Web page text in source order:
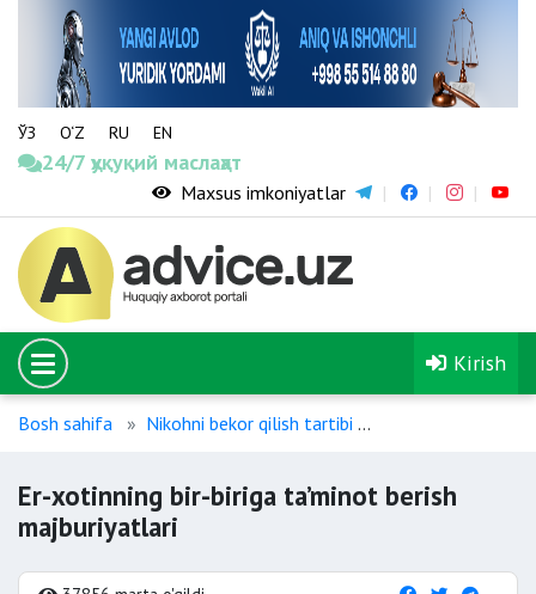
ЎЗ O‘Z RU EN
24/7 ҳуқуқий маслаҳат
Maxsus imkoniyatlar
Kirish
Bosh sahifa Nikohni bekor qilish tartibi
Er-xotinning bir-biriga ta’minot berish
majburiyatlari